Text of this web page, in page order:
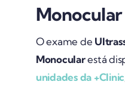
Monocular
O exame de
Monocularestá
unidades da +Clinic